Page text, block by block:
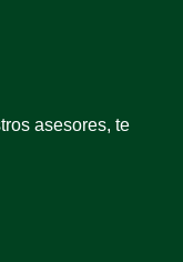
asesores, te